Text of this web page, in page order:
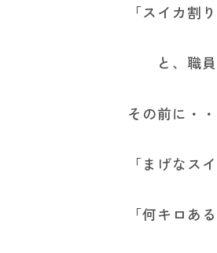
「スイカ割
と、職員
その前に・・
「まげなス
「何キロあ